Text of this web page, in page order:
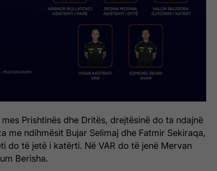
Prishtinës dhe Dritës, drejtësinë do ta ndajnë
me ndihmësit Bujar Selimaj dhe Fatmir Sekiraqa,
do të jetë i katërti. Në VAR do të jenë Mervan
Berisha.